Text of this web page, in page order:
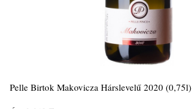
Pelle Birtok Makovicza Hárslevelű 2020 (0,75l)